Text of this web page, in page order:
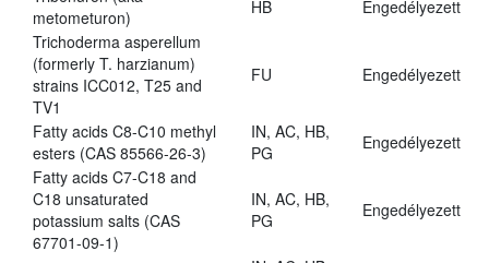
metometuron)
HB
Engedélyezett
Trichoderma asperellum
(formerly T. harzianum)
strains ICC012, T25 and
TV1
FU Engedélyezett
Fatty acids C8-C10 methyl
esters (CAS 85566-26-3)
IN, AC, HB,
PG
Engedélyezett
Fatty acids C7-C18 and
C18 unsaturated
potassium salts (CAS
67701-09-1)
IN, AC, HB,
PG
Engedélyezett